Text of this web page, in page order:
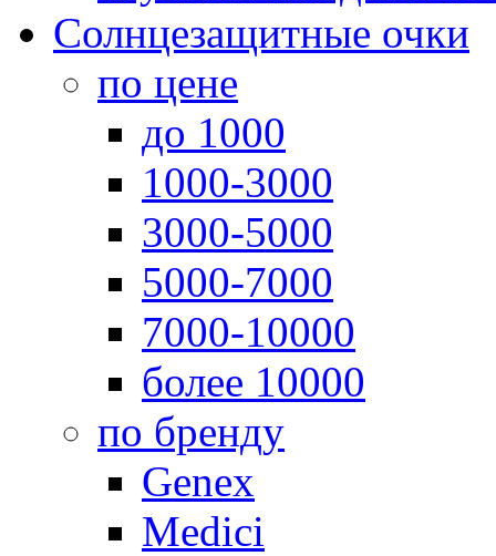
Солнцезащитные очки
по цене
до 1000
1000-3000
3000-5000
5000-7000
7000-10000
более 10000
по бренду
Genex
Medici